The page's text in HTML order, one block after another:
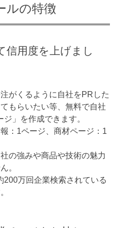
ルの特徴
信用度を上げまし
がくるように自社をPRした
もらいたい等、無料で自社
」を作成できます。
：1ページ、商材ページ：1
の強みや商品や技術の魅力
。
万回企業検索されている